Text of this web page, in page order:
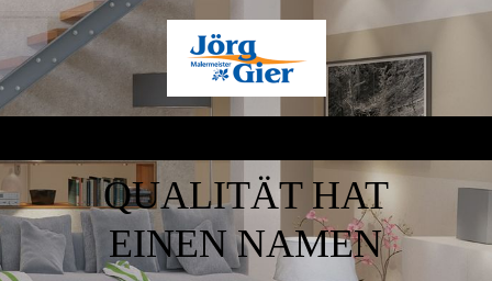
QUALITÄT HAT
EINEN NAMEN